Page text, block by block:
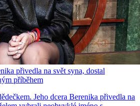
přivedla na svět syna, dostal
příběhem
Jeho dcera Berenika přivedla na